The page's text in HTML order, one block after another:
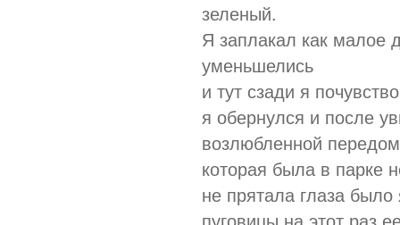
зеленый.
Я заплакал как малое
уменьшелись
и тут сзади я
я обернулся и после
возлюбленной
которая была в парке
не прятала глаза